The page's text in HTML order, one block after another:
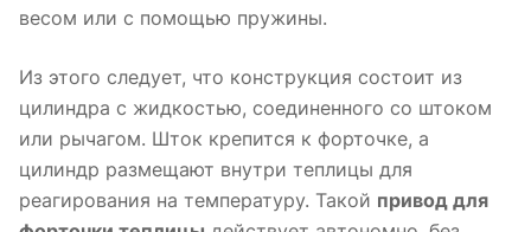
весом или с помощью пружины.
Из этого следует, что конструкция состоит из
цилиндра с жидкостью, соединенного со штоком
или рычагом. Шток крепится к форточке, а
цилиндр размещают внутри теплицы для
реагирования на температуру. Такой привод для